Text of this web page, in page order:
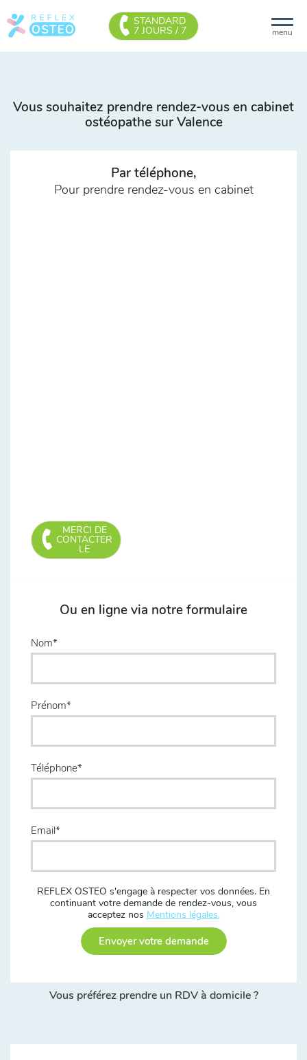
menu
STANDARD
7 JOURS / 7
Vous souhaitez prendre rendez-vous en cabinet
ostéopathe sur Valence
Par téléphone,
Pour prendre rendez-vous en cabinet
MERCI DE
CONTACTER
LE
Ou en ligne via notre formulaire
Nom
Prénom
Téléphone
Email
REFLEX OSTEO s'engage à respecter vos données. En
continuant votre demande de rendez-vous, vous
acceptez nos Mentions légales.
Envoyer votre demande
Vous préférez prendre un RDV à domicile ?